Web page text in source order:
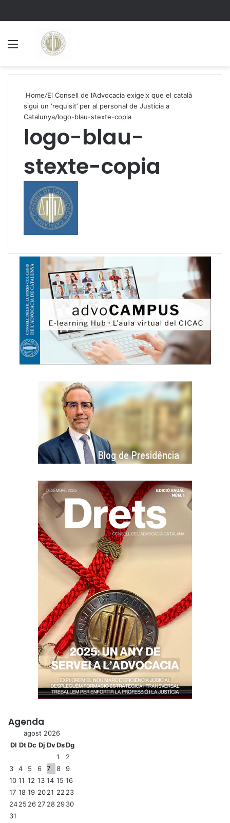
Home/El Consell de l’Advocacia exigeix que el català
sigui un ‘requisit’ per al personal de Justícia a
Catalunya/logo-blau-stexte-copia
logo-blau-
stexte-copia
Agenda
agost 2026
Dl DtDc Dj DvDsDg
1
2
3
4 5 6 7 8
9
10 11 12 13 14 15 16
17 18 19 2021 22 23
2425 26 27 28 2930
31